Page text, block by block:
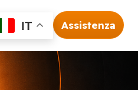
IT Assistenza